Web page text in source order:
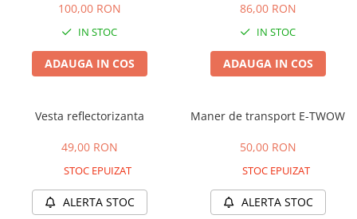
Baterii 60V
Cauciucuri
Controllere
Biciclete Electrice
100,00 RON
IN STOC
ADAUGA IN COS
86,00 RON
IN STOC
ADAUGA IN COS
Vesta reflectorizanta
49,00 RON
STOC EPUIZAT
ALERTA STOC
Maner de transport E-TWOW
50,00 RON
STOC EPUIZAT
ALERTA STOC